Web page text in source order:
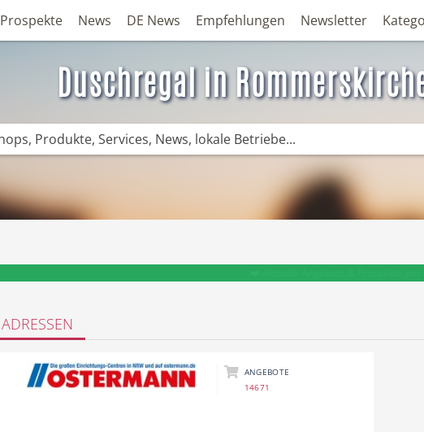
Prospekte News DE News Empfehlungen Newsletter
Duschregal in
ADRESSEN
ANGEBOTE
14671